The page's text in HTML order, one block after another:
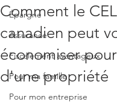
Épargne
Assurance
Fiscalement avantageux
Pour ma famille
Pour mon entreprise
Comment le
canadien peut
économiser
d'une propriété